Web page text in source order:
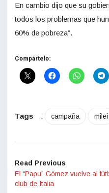
En cambio dijo que su
todos los problemas que
60% de pobreza”.
Compártelo:
Tags : campaña milei
Read Previous
El “Papu” Gómez vuelve al
club de Italia